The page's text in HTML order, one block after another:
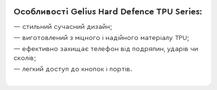
Особливості Gelius Hard Defence TPU Series:
стильний сучасний дизайн;
виготовлений з міцного і надійного матеріалу TPU;
ефективно захищає телефон від подряпин, ударів чи
сколів;
легкий доступ до кнопок і портів.